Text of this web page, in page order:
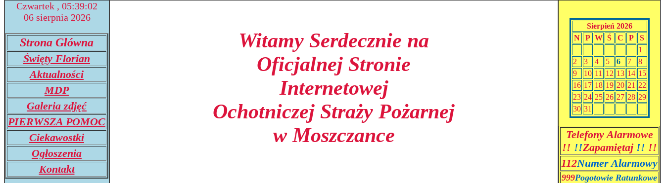
Czwartek , 05:39:03
06 sierpnia 2026
Strona Główna
Święty Florian
Aktualności
MDP
Galeria zdjęć
PIERWSZA POMOC
Ciekawostki
Ogłoszenia
Kontakt
Witamy Serdecznie na
Oficjalnej Stronie
Internetowej
Ochotniczej Straży Pożarnej
w Moszczance
Sierpień 2026
N
P W Ś C P
S
1
2
3 4 5 6 7
8
9
10 11 12 13 14 15
16 17 18 19 20 21 22
23 24 25 26 27 28 29
30 31
Telefony Alarmowe
!! !!Zapamiętaj !! !!
112Numer Alarmowy
999Pogotowie Ratunkowe